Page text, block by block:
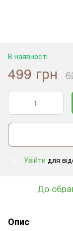
В наявності
499 грн
Увійти для
До
Опис